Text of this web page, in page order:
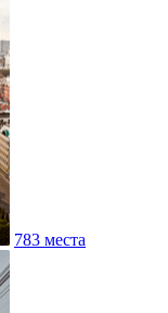
783 места